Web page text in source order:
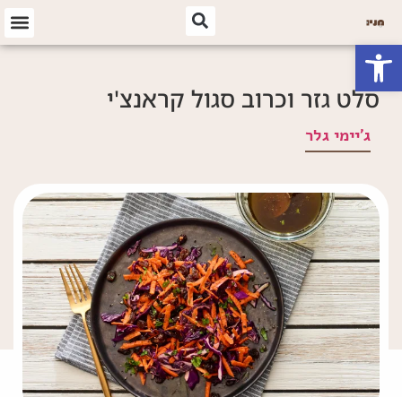
פתח סרגל נגישות
סלט גזר וכרוב סגול קראנצ'י
ג'יימי גלר